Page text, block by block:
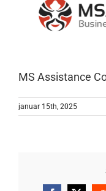
MS Assistance
januar 15th, 2025